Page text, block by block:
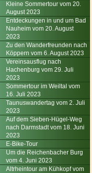
Kleine Sommertour vom 20.
August 2023
Entdeckungen in und um Bad
Nauheim vom 20. August
2023
Zu den Wanderfreunden nach
Köppern vom 6. August 2023
Vereinsausflug nach
Hachenburg vom 29. Juli
2023
Sommertour im Weiltal vom
16. Juli 2023
Taunuswandertag vom 2. Juli
2023
Auf dem Sieben-Hügel-Weg
nach Darmstadt vom 18. Juni
2023
E-Bike-Tour
Um die Reichenbacher Burg
vom 4. Juni 2023
Altrheintour am Kühkopf vom